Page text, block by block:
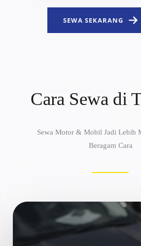
SEWA SEKARANG
Cara Sewa di
Sewa Motor & Mobil Jadi Lebih
Beragam Cara